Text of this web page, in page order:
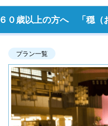
６０歳以上の方へ 「穏（
プラン一覧